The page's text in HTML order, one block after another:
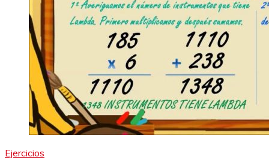
Ejercicios